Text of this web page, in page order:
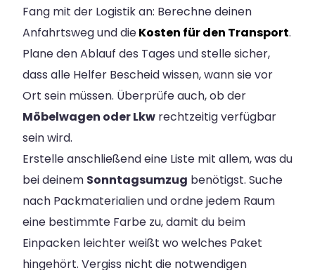
Fang mit der Logistik an: Berechne deinen
Anfahrtsweg und dieKosten für den Transport.
Plane den Ablauf des Tages und stelle sicher,
dass alle Helfer Bescheid wissen, wann sie vor
Ort sein müssen. Überprüfe auch, ob der
Möbelwagen oder Lkw rechtzeitig verfügbar
sein wird.
Erstelle anschließend eine Liste mit allem, was du
bei deinem Sonntagsumzug benötigst. Suche
nach Packmaterialien und ordne jedem Raum
eine bestimmte Farbe zu, damit du beim
Einpacken leichter weißt wo welches Paket
hingehört. Vergiss nicht die notwendigen